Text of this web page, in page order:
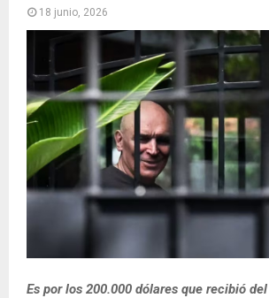
18 junio, 2026
Es por los 200.000 dólares que recibió